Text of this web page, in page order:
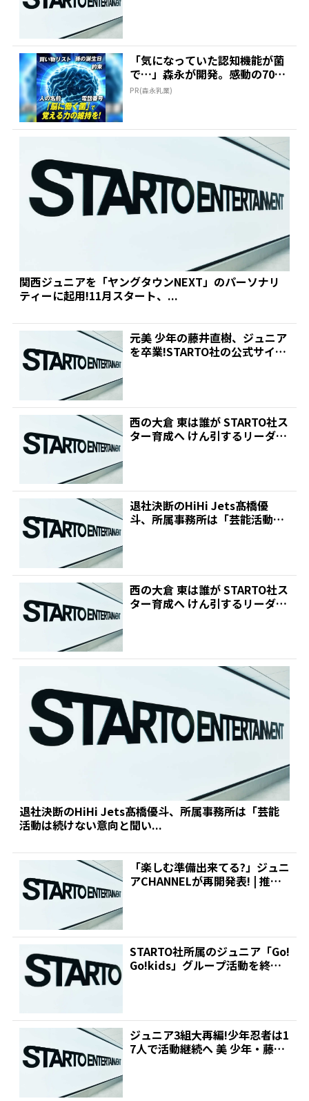
「気になっていた認知機能が菌
で…」森永が開発。感動の70代
続出
PR(森永乳業)
関西ジュニアを「ヤングタウンNEXT」のパーソナリ
ティーに起用!11月スタート、...
元美 少年の藤井直樹、ジュニア
を卒業!STARTO社の公式サイト
西の大倉 東は誰が STARTO社ス
ター育成へ けん引するリーダー
退社決断のHiHi Jets髙橋優
斗、所属事務所は「芸能活動は
西の大倉 東は誰が STARTO社ス
ター育成へ けん引するリーダー
退社決断のHiHi Jets髙橋優斗、所属事務所は「芸能
活動は続けない意向と聞い...
「楽しむ準備出来てる?」ジュニ
アCHANNELが再開発表! | 推し
STARTO社所属のジュニア「Go!
Go!kids」グループ活動を終了
ジュニア3組大再編!少年忍者は1
7人で活動継続へ 美 少年・藤井